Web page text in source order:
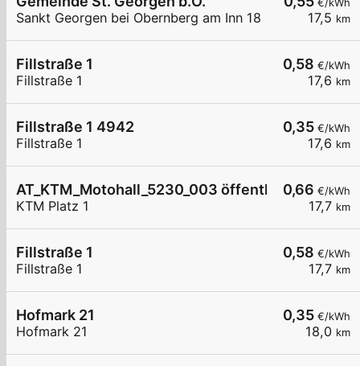
17,5 km
Sankt Georgen bei Obernberg am Inn 18
0,58 €/kWh
17,6 km
Fillstraße 1
Fillstraße 1
0,35 €/kWh
17,6 km
Fillstraße 1 4942
Fillstraße 1
0,66 €/kWh
17,7 km
AT_KTM_Motohall_5230_003 öffentlich
KTM Platz 1
0,58 €/kWh
17,7 km
Fillstraße 1
Fillstraße 1
0,35 €/kWh
18,0 km
Hofmark 21
Hofmark 21